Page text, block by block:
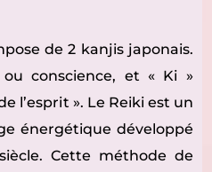
de 2 kanjis japonais.
conscience, et « Ki »
l’esprit ». Le Reiki est un
énergétique développé
siècle. Cette méthode de